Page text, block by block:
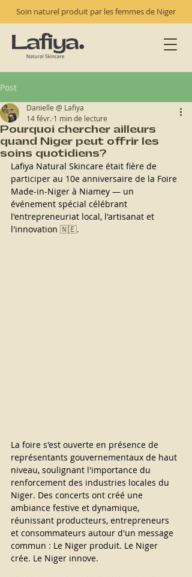
Soin naturel produit par les femmes de Niger
Post
Pourquoi chercher ailleurs
quand Niger peut offrir les
soins quotidiens?
Danielle @ Lafiya
14 févr. 1 min de lecture
Lafiya Natural Skincare était fière de
participer au 10e anniversaire de la Foire
Made-in-Niger à Niamey — un
événement spécial célébrant
l'entrepreneuriat local, l'artisanat et
l'innovation 🇳🇪.
La foire s'est ouverte en présence de
représentants gouvernementaux de haut
niveau, soulignant l'importance du
renforcement des industries locales du
Niger. Des concerts ont créé une
ambiance festive et dynamique,
réunissant producteurs, entrepreneurs
et consommateurs autour d'un message
commun : Le Niger produit. Le Niger
crée. Le Niger innove.